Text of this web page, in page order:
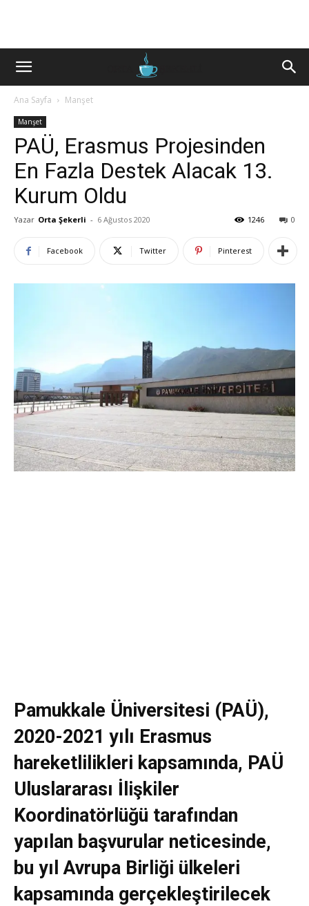
Ana Sayfa Manşet
Manşet
PAÜ, Erasmus Projesinden
En Fazla Destek Alacak 13.
Kurum Oldu
Yazar Orta Şekerli - 6 Ağustos 2020 0
1246
Facebook Twitter Pinterest
Pamukkale Üniversitesi (PAÜ),
2020-2021 yılı Erasmus
hareketlilikleri kapsamında, PAÜ
Uluslararası İlişkiler
Koordinatörlüğü tarafından
yapılan başvurular neticesinde,
bu yıl Avrupa Birliği ülkeleri
kapsamında gerçekleştirilecek